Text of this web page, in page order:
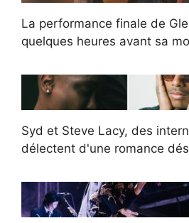
La performance finale de
quelques heures avant sa
Syd et Steve Lacy, des
délectent d'une romance